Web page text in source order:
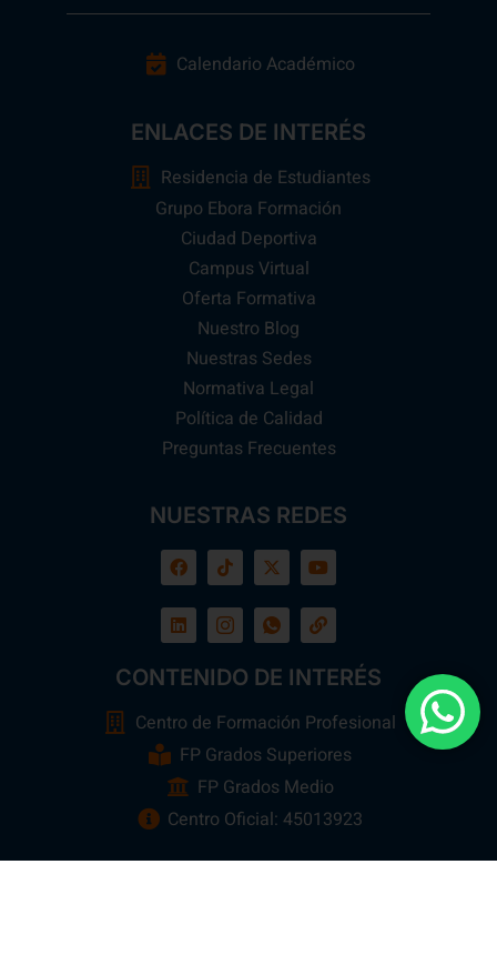
Calendario Académico
ENLACES DE INTERÉS
Residencia de Estudiantes
Grupo Ebora Formación
Ciudad Deportiva
Campus Virtual
Oferta Formativa
Nuestro Blog
Nuestras Sedes
Normativa Legal
Política de Calidad
Preguntas Frecuentes
NUESTRAS REDES
CONTENIDO DE INTERÉS
Centro de Formación Profesional
FP Grados Superiores
FP Grados Medio
Centro Oficial: 45013923